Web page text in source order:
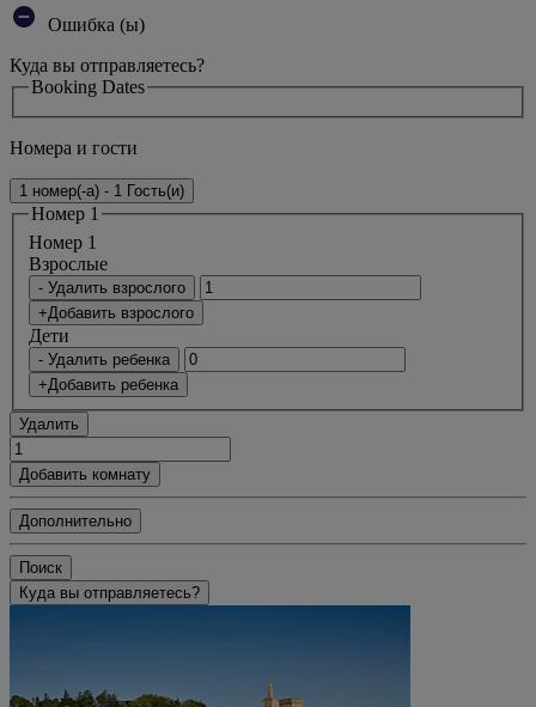
Ошибка (ы)
Куда вы отправляетесь?
Booking Dates
Номера и гости
1 номер(-а) - 1 Гость(и)
Номер 1
Номер 1
Bзрослые
- Удалить взрослого
+Добавить взрослого
Дети
- Удалить ребенка
+Добавить ребенка
Удалить
Добавить комнату
Дополнительно
Поиск
Куда вы отправляетесь?